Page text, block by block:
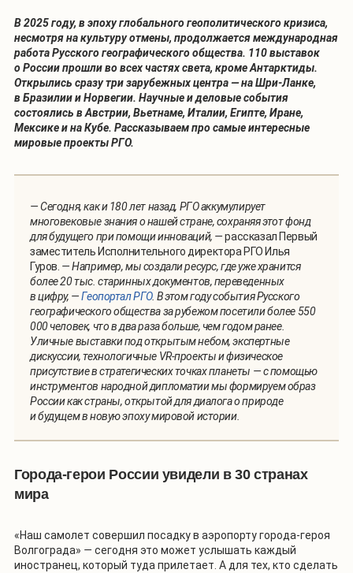
В 2025 году, в эпоху глобального геополитического кризиса,
несмотря на культуру отмены, продолжается международная
работа Русского географического общества. 110 выставок
о России прошли во всех частях света, кроме Антарктиды.
Открылись сразу три зарубежных центра — на Шри-Ланке,
в Бразилии и Норвегии. Научные и деловые события
состоялись в Австрии, Вьетнаме, Италии, Египте, Иране,
Мексике и на Кубе. Рассказываем про самые интересные
мировые проекты РГО.
— Сегодня, как и 180 лет назад, РГО аккумулирует
многовековые знания о нашей стране, сохраняя этот фонд
для будущего при помощи инноваций, —рассказал Первый
заместитель Исполнительного директора РГО Илья
Гуров. — Например, мы создали ресурс, где уже хранится
более 20 тыс. старинных документов, переведенных
в цифру, —Геопортал РГО. В этом году события Русского
географического общества за рубежом посетили более 550
000 человек, что в два раза больше, чем годом ранее.
Уличные выставки под открытым небом, экспертные
дискуссии, технологичные VR-проекты и физическое
присутствие в стратегических точках планеты — с помощью
инструментов народной дипломатии мы формируем образ
России как страны, открытой для диалога о природе
и будущем в новую эпоху мировой истории.
Города-герои России увидели в 30 странах
мира
«Наш самолет совершил посадку в аэропорту города-героя
Волгограда» — сегодня это может услышать каждый
иностранец, который туда прилетает. А для тех, кто сделать